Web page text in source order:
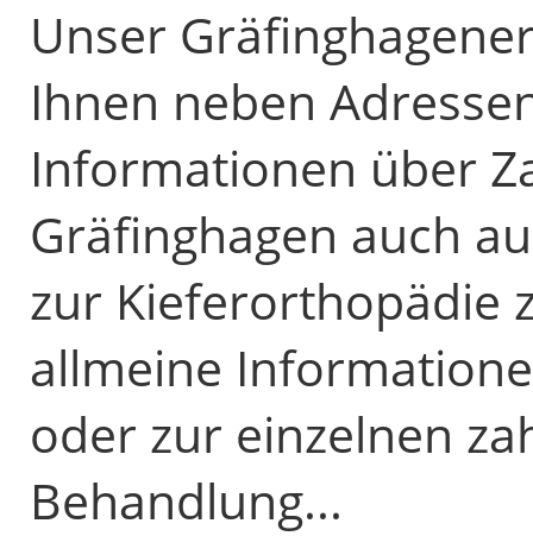
Unser
Ihnen neben
Informationen über
Gräfinghagen auch
zur Kieferorthopädie
allmeine
oder zur einzelnen
Behandlung...